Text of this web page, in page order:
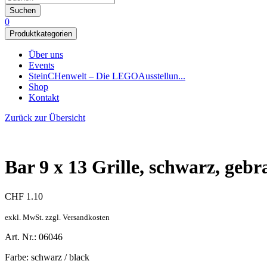
Suchen
0
Produktkategorien
Über uns
Events
SteinCHenwelt – Die LEGOAusstellun...
Shop
Kontakt
Zurück zur Übersicht
Bar 9 x 13 Grille, schwarz,
CHF 1.10
exkl. MwSt. zzgl. Versandkosten
Art. Nr.: 06046
Farbe: schwarz / black